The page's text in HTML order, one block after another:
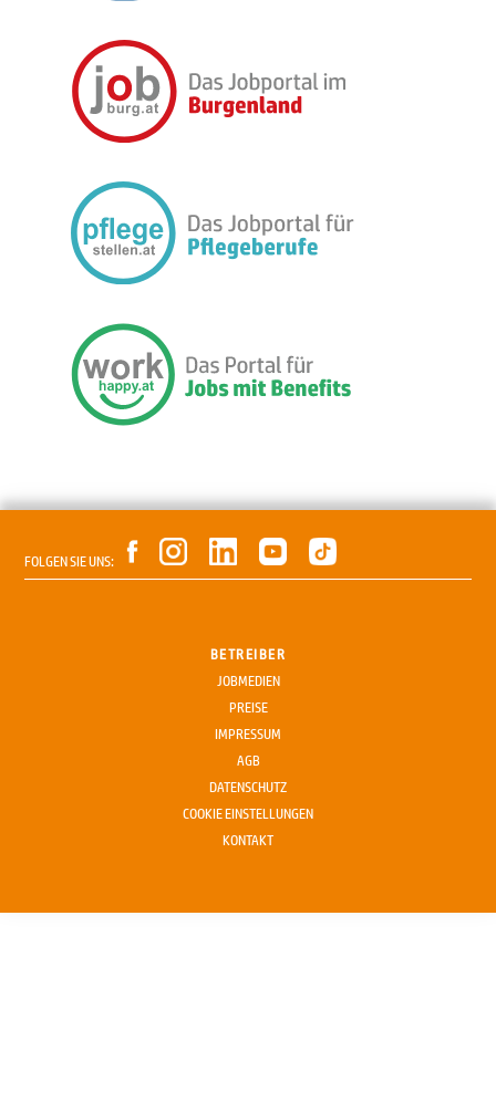
FOLGEN SIE UNS:
BETREIBER
JOBMEDIEN
PREISE
IMPRESSUM
AGB
DATENSCHUTZ
COOKIE EINSTELLUNGEN
KONTAKT